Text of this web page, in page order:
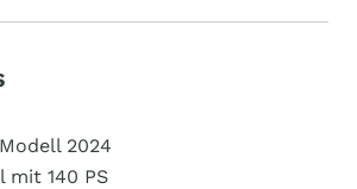
2024
mit 140 PS